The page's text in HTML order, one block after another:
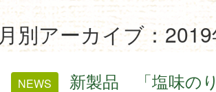
月別アーカイブ：
NEWS 新製品 「塩味の